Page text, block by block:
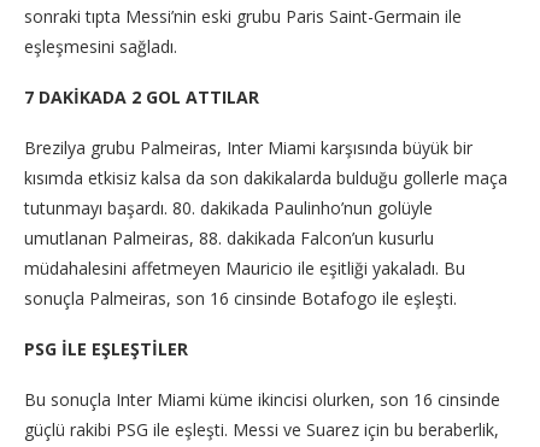
sonraki tıpta Messi’nin eski grubu Paris Saint-Germain ile
eşleşmesini sağladı.
7 DAKİKADA 2 GOL ATTILAR
Brezilya grubu Palmeiras, Inter Miami karşısında büyük bir
kısımda etkisiz kalsa da son dakikalarda bulduğu gollerle maça
tutunmayı başardı. 80. dakikada Paulinho’nun golüyle
umutlanan Palmeiras, 88. dakikada Falcon’un kusurlu
müdahalesini affetmeyen Mauricio ile eşitliği yakaladı. Bu
sonuçla Palmeiras, son 16 cinsinde Botafogo ile eşleşti.
PSG İLE EŞLEŞTİLER
Bu sonuçla Inter Miami küme ikincisi olurken, son 16 cinsinde
güçlü rakibi PSG ile eşleşti. Messi ve Suarez için bu beraberlik,